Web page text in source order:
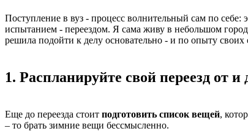
Поступление в вуз - процесс волнительный сам по
испытанием - переездом. Я сама живу в небольшом
решила подойти к делу основательно - и по опыту
1. Распланируйте свой переезд от и
Еще до переезда стоит подготовить список вещей,
– то брать зимние вещи бессмысленно.